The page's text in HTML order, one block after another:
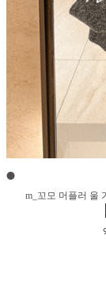
●
m_꼬모 머플러 울